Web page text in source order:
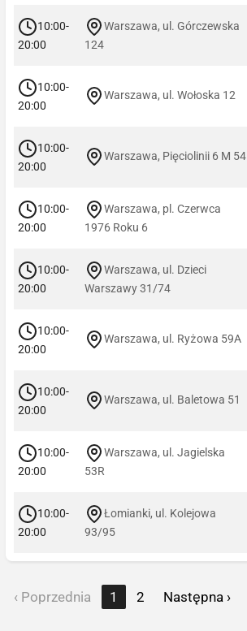
10:00-
20:00
Warszawa, ul. Górczewska
124
10:00-
20:00
Warszawa, ul. Wołoska 12
10:00-
20:00
Warszawa, Pięciolinii 6 M 54
10:00-
20:00
Warszawa, pl. Czerwca
1976 Roku 6
10:00-
20:00
Warszawa, ul. Dzieci
Warszawy 31/74
10:00-
20:00
Warszawa, ul. Ryżowa 59A
10:00-
20:00
Warszawa, ul. Baletowa 51
10:00-
20:00
Warszawa, ul. Jagielska
53R
10:00-
20:00
Łomianki, ul. Kolejowa
93/95
‹ Poprzednia 1 2 Następna ›